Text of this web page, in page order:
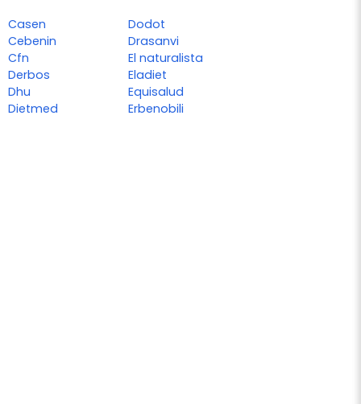
Casen
Cebenin
Cfn
Derbos
Dhu
Dietmed
Dodot
Drasanvi
El naturalista
Eladiet
Equisalud
Erbenobili